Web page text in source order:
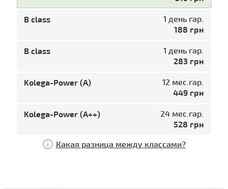
B class 1 день гар.
188 грн
B class 1 день гар.
283 грн
Kolega-Power (A) 12 мес.гар.
449 грн
Kolega-Power (A++) 24 мес.гар.
528 грн
Какая разница между классами?